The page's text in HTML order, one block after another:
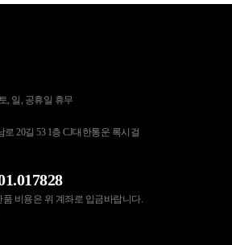
, 일, 공휴일 휴무
20길 53 1층 CJ대한통운 록시걸
비용은 위 계좌로 입금바랍니다.